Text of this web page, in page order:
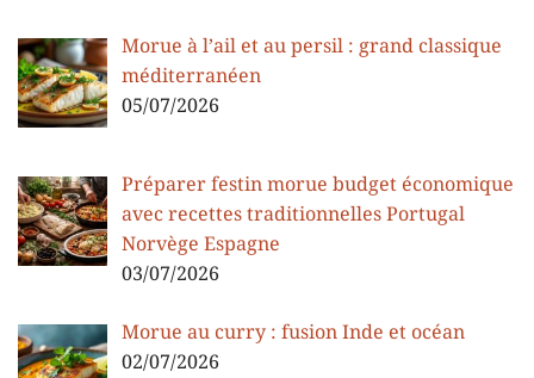
Morue à l’ail et au persil : grand classique
méditerranéen
05/07/2026
Préparer festin morue budget économique
avec recettes traditionnelles Portugal
Norvège Espagne
03/07/2026
Morue au curry : fusion Inde et océan
02/07/2026